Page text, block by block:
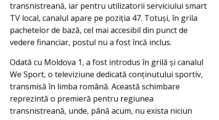
transnistreană, iar pentru utilizatorii serviciului smart
TV local, canalul apare pe poziția 47. Totuși, în grila
pachetelor de bază, cel mai accesibil din punct de
vedere financiar, postul nu a fost încă inclus.
Odată cu Moldova 1, a fost introdus în grilă și canalul
We Sport, o televiziune dedicată conținutului sportiv,
transmisă în limba română. Această schimbare
reprezintă o premieră pentru regiunea
transnistreană, unde, până acum, nu exista niciun